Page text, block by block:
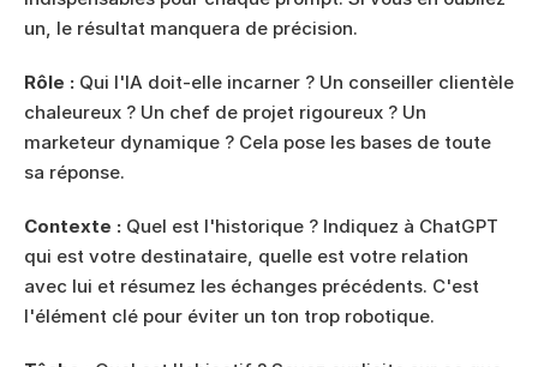
un, le résultat manquera de précision.
Rôle : Qui l'IA doit-elle incarner ? Un conseiller clientèle
chaleureux ? Un chef de projet rigoureux ? Un
marketeur dynamique ? Cela pose les bases de toute
sa réponse.
Contexte : Quel est l'historique ? Indiquez à ChatGPT
qui est votre destinataire, quelle est votre relation
avec lui et résumez les échanges précédents. C'est
l'élément clé pour éviter un ton trop robotique.